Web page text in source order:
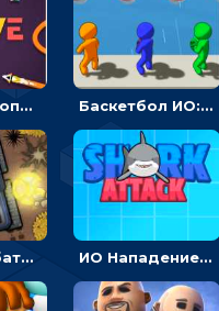
Обгонять соперников и уходить от столкновения, чтобы выжить до финиша - ИО Баскетбол ИО: бросать мячик в плывущие кольца наперегонки с соперниками
Танковый баттл: расставлять машины или бить противника - мультиплеер ИО Нападение акулы: плыть, чтобы есть людей